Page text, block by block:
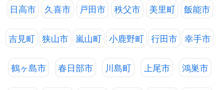
日高市 久喜市 戸田市 秩父市 美里町 飯能市
吉見町 狭山市 嵐山町 小鹿野町 行田市 幸手市
鶴ヶ島市 春日部市 川島町 上尾市 鴻巣市